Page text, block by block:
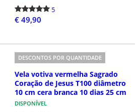
5
€ 49,90
DESCONTOS POR QUANTIDADE
Vela votiva vermelha Sagrado
Coração de Jesus T100 diâmetro
10 cm cera branca 10 dias 25 cm
DISPONÍVEL